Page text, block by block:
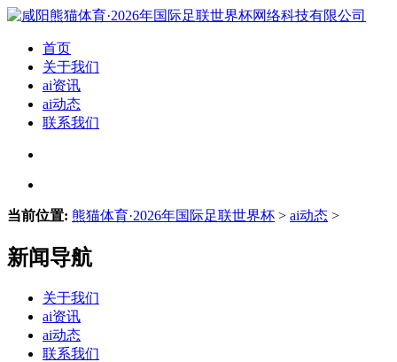
首页
关于我们
ai资讯
ai动态
联系我们
当前位置: 熊猫体育·2026年国际足联世界杯 > ai动态 >
新闻导航
关于我们
ai资讯
ai动态
联系我们